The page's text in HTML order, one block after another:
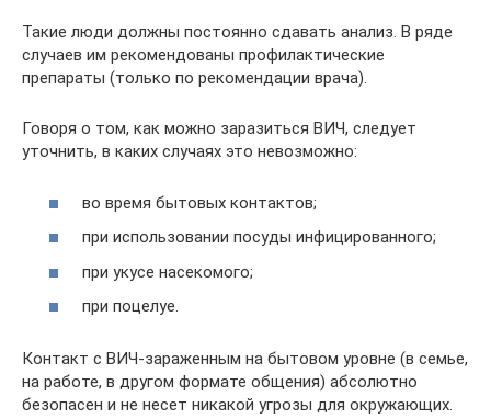
Такие люди должны постоянно сдавать анализ. В ряде
случаев им рекомендованы профилактические
препараты (только по рекомендации врача).
Говоря о том, как можно заразиться ВИЧ, следует
уточнить, в каких случаях это невозможно:
во время бытовых контактов;
при использовании посуды инфицированного;
при укусе насекомого;
при поцелуе.
Контакт с ВИЧ-зараженным на бытовом уровне (в семье,
на работе, в другом формате общения) абсолютно
безопасен и не несет никакой угрозы для окружающих.